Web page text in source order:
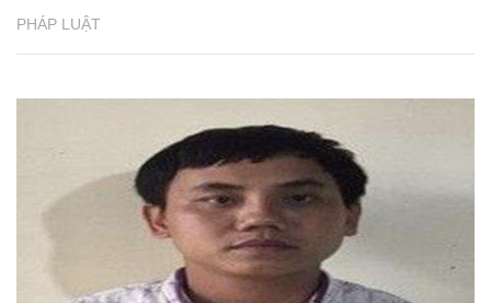
PHÁP LUẬT